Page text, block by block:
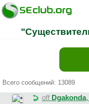
Всего сообщений: 13089
off Dgakonda